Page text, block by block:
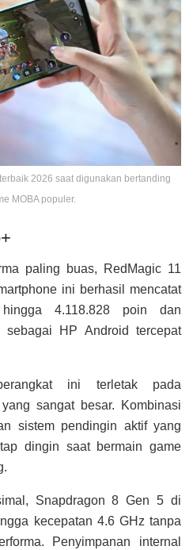
2026 saat digunakan bertanding
MOBA populer.
paling buas, RedMagic 11
ini berhasil mencatat
4.118.828 poin dan
sebagai HP Android tercepat
ini terletak pada
sangat besar. Kombinasi
sistem pendingin aktif yang
dingin saat bermain game
Snapdragon 8 Gen 5 di
kecepatan 4.6 GHz tanpa
Penyimpanan internal